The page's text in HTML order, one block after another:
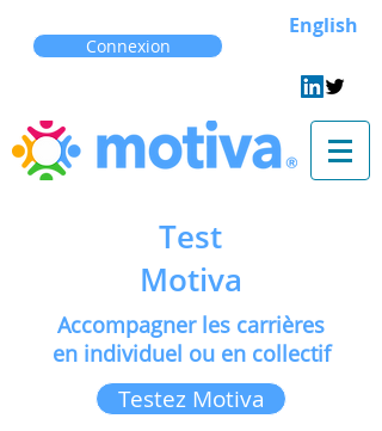
Connexion
English
Test
Motiva
Accompagner les carrières
en individuel ou en collectif
Testez Motiva